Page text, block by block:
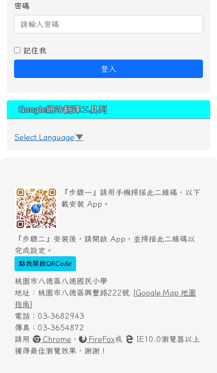
密碼
記住我
登入
Google網站翻譯工具列
Select Language ▼
『步驟一』請用手機掃描此二維碼，以下
載安裝 App。
『步驟二』安裝後，請開啟 App，並掃描此二維碼以
完成設定。
點我開啟QRCode
桃園市八德區八德國民小學
地址：桃園市八德區興豐路222號 [Google Map 地圖
指南]
電話：03-3682943
傳真：03-3654872
請用
Chrome 、 FireFox或
IE10.0瀏覽器以上
獲得最佳瀏覽效果，謝謝！